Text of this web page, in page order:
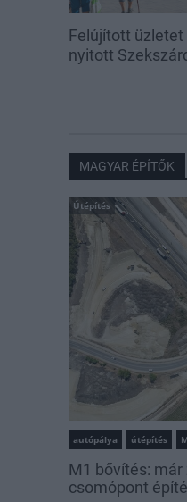
Felújított üzletet
nyitott
MAGYAR ÉPÍTŐK
Útépítés
autópálya útépítés
M1 bővítés: már
csomópont